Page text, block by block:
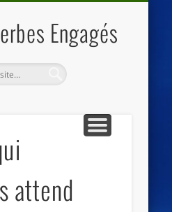
Engagés
attend